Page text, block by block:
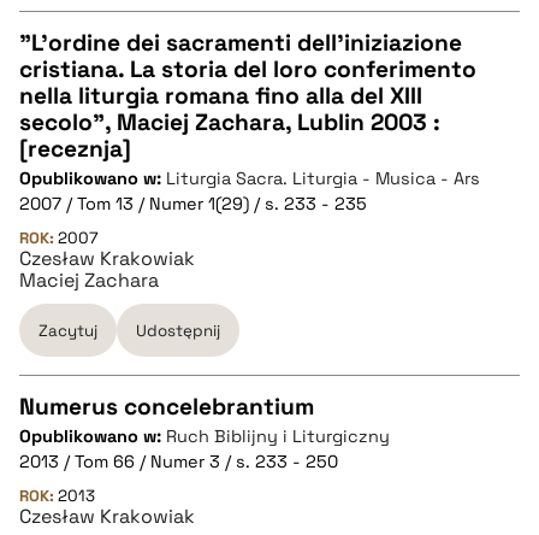
CZYSTY TEKST
pobierz cytat
BIBTEX
pobierz cytat
"L'ordine dei sacramenti dell'iniziazione
cristiana. La storia del loro conferimento
nella liturgia romana fino alla del XIII
secolo", Maciej Zachara, Lublin 2003 :
[receznja]
Opublikowano w: Liturgia Sacra. Liturgia - Musica - Ars
2007 / Tom 13 / Numer 1(29) / s. 233 - 235
ROK: 2007
Czesław Krakowiak
Maciej Zachara
Zacytuj Udostępnij
CZYSTY TEKST
pobierz cytat
Numerus concelebrantium
Opublikowano w: Ruch Biblijny i Liturgiczny
2013 / Tom 66 / Numer 3 / s. 233 - 250
ROK: 2013
Czesław Krakowiak